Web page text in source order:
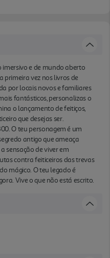
é definido pelas
imersivo e de mundo aberto
vez nos livros de
por locais novos e familiares
fantásticos, personalizas o
o lançamento de feitiços,
que desejas ser.
O teu personagem é um
antigo que ameaça
sensação de viver em
contra feiticeiros das trevas
mágico. O teu legado é
Vive o que não está escrito.